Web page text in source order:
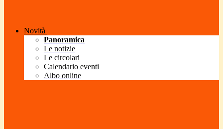
Novità
Panoramica
Le notizie
Le circolari
Calendario eventi
Albo online